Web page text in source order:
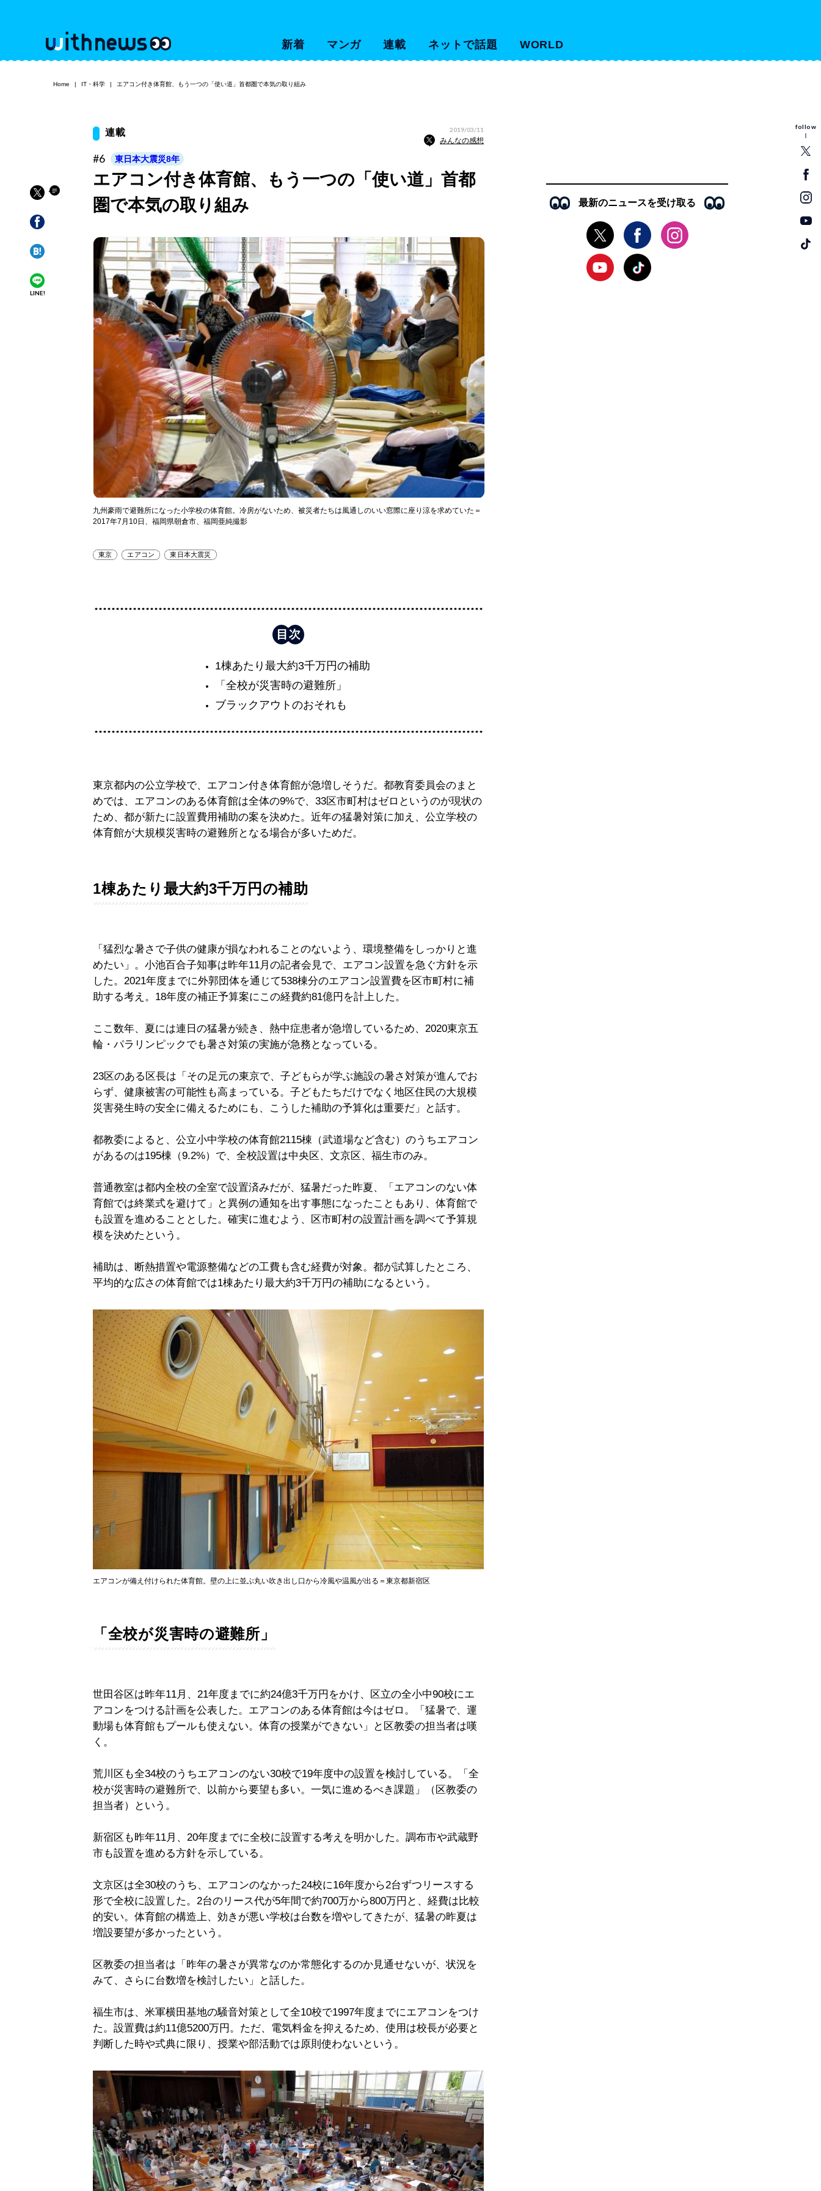
新着 マンガ 連載 ネットで話題 WORLD
follow
Home IT・科学 エアコン付き体育館、もう一つの「使い道」首都圏で本気の取り組み
LINE!
連載 2019/03/11
みんなの感想
#6 東日本大震災8年
エアコン付き体育館、もう一つの「使い道」首都
圏で本気の取り組み
九州豪雨で避難所になった小学校の体育館。冷房がないため、被災者たちは風通しのいい窓際に座り涼を求めていた＝
2017年7月10日、福岡県朝倉市、福岡亜純撮影
東京 エアコン 東日本大震災
1棟あたり最大約3千万円の補助
「全校が災害時の避難所」
ブラックアウトのおそれも
東京都内の公立学校で、エアコン付き体育館が急増しそうだ。都教育委員会のまと
めでは、エアコンのある体育館は全体の9%で、33区市町村はゼロというのが現状の
ため、都が新たに設置費用補助の案を決めた。近年の猛暑対策に加え、公立学校の
体育館が大規模災害時の避難所となる場合が多いためだ。
1棟あたり最大約3千万円の補助
「猛烈な暑さで子供の健康が損なわれることのないよう、環境整備をしっかりと進
めたい」。小池百合子知事は昨年11月の記者会見で、エアコン設置を急ぐ方針を示
した。2021年度までに外郭団体を通じて538棟分のエアコン設置費を区市町村に補
助する考え。18年度の補正予算案にこの経費約81億円を計上した。
ここ数年、夏には連日の猛暑が続き、熱中症患者が急増しているため、2020東京五
輪・パラリンピックでも暑さ対策の実施が急務となっている。
23区のある区長は「その足元の東京で、子どもらが学ぶ施設の暑さ対策が進んでお
らず、健康被害の可能性も高まっている。子どもたちだけでなく地区住民の大規模
災害発生時の安全に備えるためにも、こうした補助の予算化は重要だ」と話す。
都教委によると、公立小中学校の体育館2115棟（武道場など含む）のうちエアコン
があるのは195棟（9.2%）で、全校設置は中央区、文京区、福生市のみ。
普通教室は都内全校の全室で設置済みだが、猛暑だった昨夏、「エアコンのない体
育館では終業式を避けて」と異例の通知を出す事態になったこともあり、体育館で
も設置を進めることとした。確実に進むよう、区市町村の設置計画を調べて予算規
模を決めたという。
補助は、断熱措置や電源整備などの工費も含む経費が対象。都が試算したところ、
平均的な広さの体育館では1棟あたり最大約3千万円の補助になるという。
エアコンが備え付けられた体育館。壁の上に並ぶ丸い吹き出し口から冷風や温風が出る＝東京都新宿区
「全校が災害時の避難所」
世田谷区は昨年11月、21年度までに約24億3千万円をかけ、区立の全小中90校にエ
アコンをつける計画を公表した。エアコンのある体育館は今はゼロ。「猛暑で、運
動場も体育館もプールも使えない。体育の授業ができない」と区教委の担当者は嘆
く。
荒川区も全34校のうちエアコンのない30校で19年度中の設置を検討している。「全
校が災害時の避難所で、以前から要望も多い。一気に進めるべき課題」（区教委の
担当者）という。
新宿区も昨年11月、20年度までに全校に設置する考えを明かした。調布市や武蔵野
市も設置を進める方針を示している。
文京区は全30校のうち、エアコンのなかった24校に16年度から2台ずつリースする
形で全校に設置した。2台のリース代が5年間で約700万から800万円と、経費は比較
的安い。体育館の構造上、効きが悪い学校は台数を増やしてきたが、猛暑の昨夏は
増設要望が多かったという。
区教委の担当者は「昨年の暑さが異常なのか常態化するのか見通せないが、状況を
みて、さらに台数増を検討したい」と話した。
福生市は、米軍横田基地の騒音対策として全10校で1997年度までにエアコンをつけ
た。設置費は約11億5200万円。ただ、電気料金を抑えるため、使用は校長が必要と
判断した時や式典に限り、授業や部活動では原則使わないという。
最新のニュースを受け取る